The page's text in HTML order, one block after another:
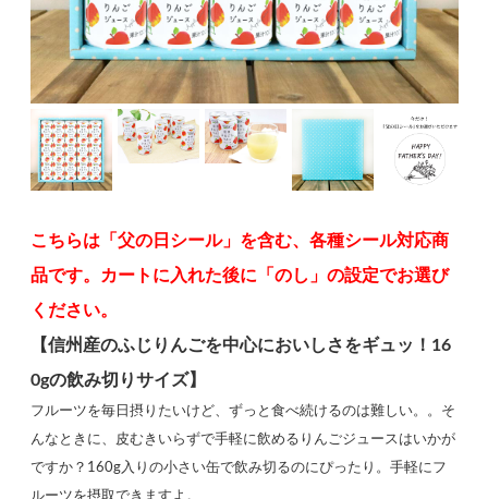
こちらは「父の日シール」を含む、各種シール対応商
品です。カートに入れた後に「のし」の設定でお選び
ください。
【信州産のふじりんごを中心においしさをギュッ！16
0gの飲み切りサイズ】
フルーツを毎日摂りたいけど、ずっと食べ続けるのは難しい。。そ
んなときに、皮むきいらずで手軽に飲めるりんごジュースはいかが
ですか？160g入りの小さい缶で飲み切るのにぴったり。手軽にフ